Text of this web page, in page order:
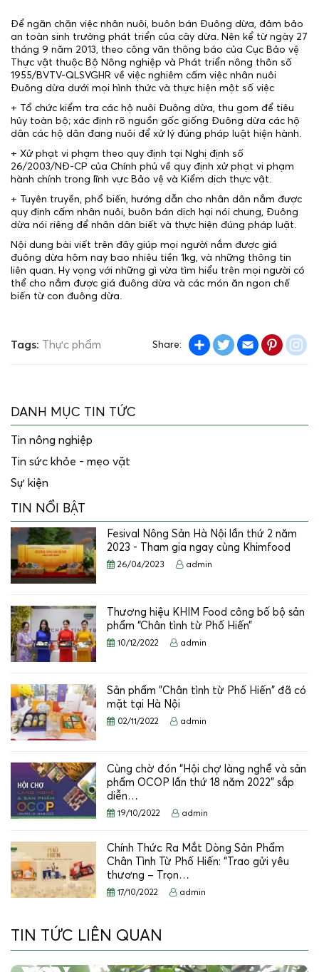
Để ngăn chặn việc nhân nuôi, buôn bán Đuông dừa, đảm bảo
an toàn sinh trưởng phát triển của cây dừa. Nên kể từ ngày 27
tháng 9 năm 2013, theo công văn thông báo của Cục Bảo vệ
Thực vật thuộc Bộ Nông nghiệp và Phát triển nông thôn số
1955/BVTV-QLSVGHR về việc nghiêm cấm việc nhân nuôi
Đuông dừa dưới mọi hình thức và thực hiện một số việc
+ Tổ chức kiểm tra các hộ nuôi Đuông dừa, thu gom để tiêu
hủy toàn bộ; xác định rõ nguồn gốc giống Đuông dừa các hộ
dân các hộ dân đang nuôi để xử lý đúng pháp luật hiện hành.
+ Xử phạt vi phạm theo quy định tại Nghị định số
26/2003/NĐ-CP của Chính phủ về quy định xử phạt vi phạm
hành chính trong lĩnh vực Bảo vệ và Kiểm dịch thực vật.
+ Tuyên truyền, phổ biến, hướng dẫn cho nhân dân nắm được
quy định cấm nhân nuôi, buôn bán dịch hại nói chung, Đuông
dừa nói riêng để nhân dân biết và thực hiện đúng pháp luật.
Nội dung bài viết trên đây giúp mọi người nắm được giá
đuông dừa hôm nay bao nhiêu tiền 1kg, và những thông tin
liên quan. Hy vọng với những gì vừa tìm hiểu trên mọi người có
thể cho nắm được giá đuông dừa và các món ăn ngon chế
biến từ con đuông dừa.
Tags: Thực phẩm Share: Share TwitterEmail
DANH MỤC TIN TỨC
Tin nông nghiệp
Tin sức khỏe - mẹo vặt
Sự kiện
TIN NỔI BẬT
Fesival Nông Sản Hà Nội lần thứ 2 năm
2023 - Tham gia ngay cùng Khimfood
26/04/2023 admin
Thương hiệu KHIM Food công bố bộ sản
phẩm “Chân tình từ Phố Hiến”
10/12/2022 admin
Sản phẩm "Chân tình từ Phố Hiến" đã có
mặt tại Hà Nội
02/11/2022 admin
Cùng chờ đón “Hội chợ làng nghề và sản
phẩm OCOP lần thứ 18 năm 2022” sắp
diễn…
19/10/2022 admin
Chính Thức Ra Mắt Dòng Sản Phẩm
Chân Tình Từ Phố Hiến: “Trao gửi yêu
thương – Trọn…
17/10/2022 admin
TIN TỨC LIÊN QUAN